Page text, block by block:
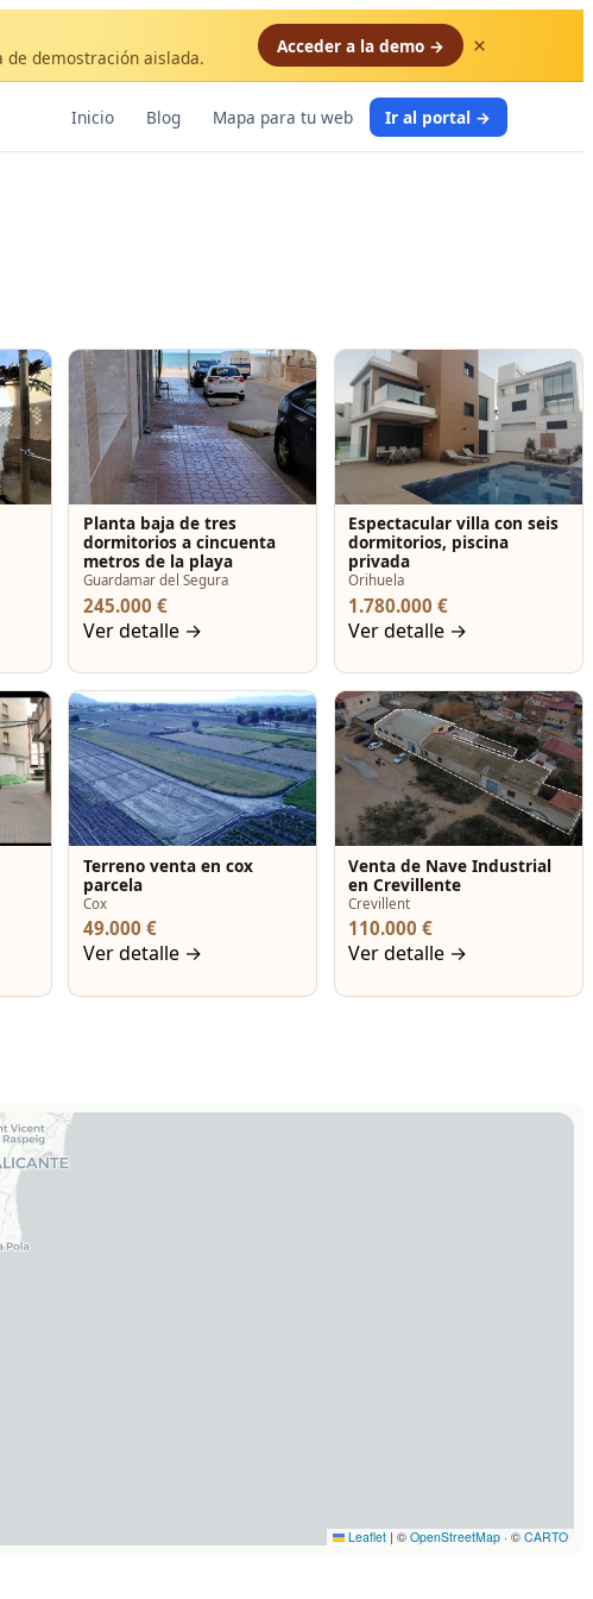
de demostración aislada.
Acceder a la demo → ×
Inicio Blog Mapa para tu web Ir al portal →
Planta baja de tres
dormitorios a cincuenta
metros de la playa
Guardamar del Segura
245.000 €
Ver detalle →
Espectacular villa con seis
dormitorios, piscina
privada
Orihuela
1.780.000 €
Ver detalle →
Terreno venta en cox
parcela
Cox
49.000 €
Ver detalle →
Venta de Nave Industrial
en Crevillente
Crevillent
110.000 €
Ver detalle →